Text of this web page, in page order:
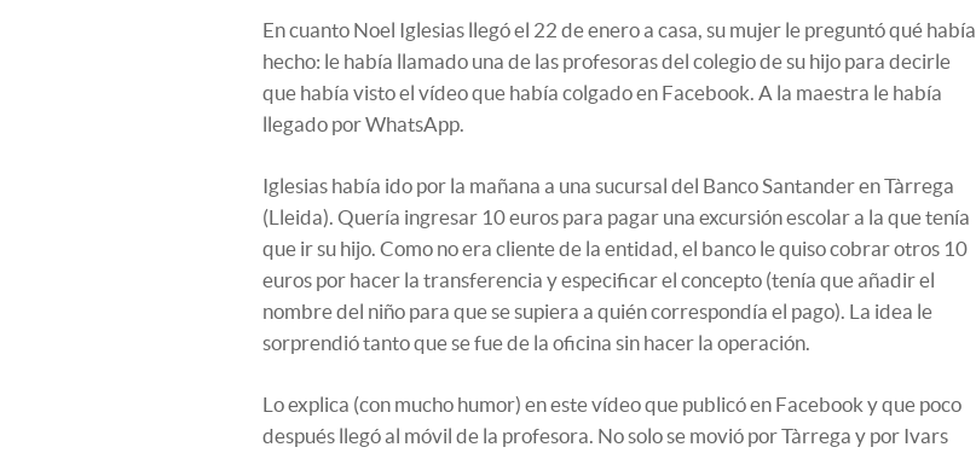
En cuanto Noel Iglesias llegó el 22 de enero a casa, su mujer le preguntó qué había
hecho: le había llamado una de las profesoras del colegio de su hijo para decirle
que había visto el vídeo que había colgado en Facebook. A la maestra le había
llegado por WhatsApp.
Iglesias había ido por la mañana a una sucursal del Banco Santander en Tàrrega
(Lleida). Quería ingresar 10 euros para pagar una excursión escolar a la que tenía
que ir su hijo. Como no era cliente de la entidad, el banco le quiso cobrar otros 10
euros por hacer la transferencia y especificar el concepto (tenía que añadir el
nombre del niño para que se supiera a quién correspondía el pago). La idea le
sorprendió tanto que se fue de la oficina sin hacer la operación.
Lo explica (con mucho humor) en este vídeo que publicó en Facebook y que poco
después llegó al móvil de la profesora. No solo se movió por Tàrrega y por Ivars